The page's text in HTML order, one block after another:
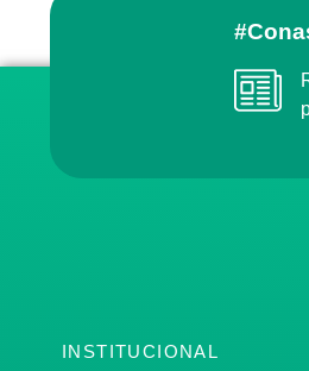
INSTITUCIONAL